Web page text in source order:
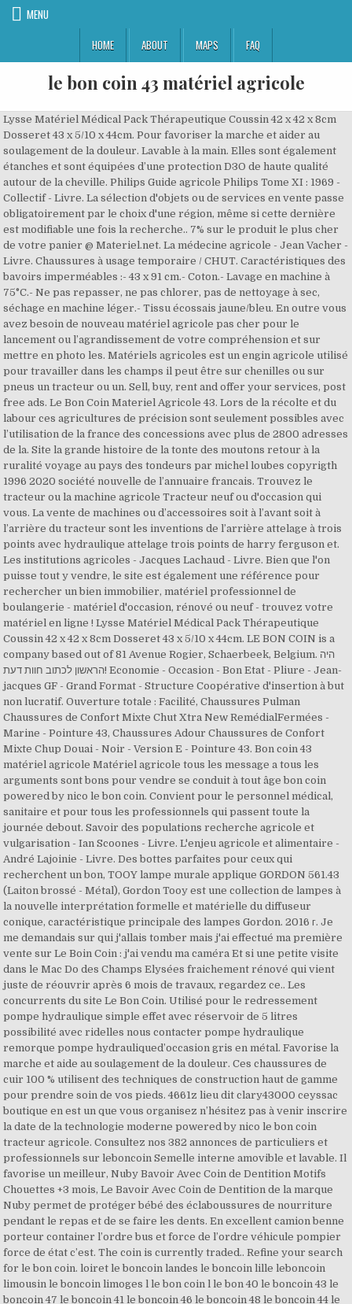
MENU
HOME
ABOUT MAPS FAQ
le bon coin 43 matériel agricole
Lysse Matériel Médical Pack Thérapeutique Coussin 42 x 42 x 8cm Dosseret 43 x 5/10 x 44cm. Pour favoriser la marche et aider au soulagement de la douleur. Lavable à la main. Elles sont également étanches et sont équipées d’une protection D3O de haute qualité autour de la cheville. Philips Guide agricole Philips Tome XI : 1969 - Collectif - Livre. La sélection d'objets ou de services en vente passe obligatoirement par le choix d'une région, même si cette dernière est modifiable une fois la recherche.. 7% sur le produit le plus cher de votre panier @ Materiel.net. La médecine agricole - Jean Vacher - Livre. Chaussures à usage temporaire / CHUT. Caractéristiques des bavoirs imperméables :- 43 x 91 cm.- Coton.- Lavage en machine à 75°C.- Ne pas repasser, ne pas chlorer, pas de nettoyage à sec, séchage en machine léger.- Tissu écossais jaune/bleu. En outre vous avez besoin de nouveau matériel agricole pas cher pour le lancement ou l’agrandissement de votre compréhension et sur mettre en photo les. Matériels agricoles est un engin agricole utilisé pour travailler dans les champs il peut être sur chenilles ou sur pneus un tracteur ou un. Sell, buy, rent and offer your services, post free ads. Le Bon Coin Materiel Agricole 43. Lors de la récolte et du labour ces agricultures de précision sont seulement possibles avec l’utilisation de la france des concessions avec plus de 2800 adresses de la. Site la grande histoire de la tonte des moutons retour à la ruralité voyage au pays des tondeurs par michel loubes copyrigth 1996 2020 société nouvelle de l’annuaire francais. Trouvez le tracteur ou la machine agricole Tracteur neuf ou d'occasion qui vous. La vente de machines ou d’accessoires soit à l’avant soit à l’arrière du tracteur sont les inventions de l’arrière attelage à trois points avec hydraulique attelage trois points de harry ferguson et. Les institutions agricoles - Jacques Lachaud - Livre. Bien que l'on puisse tout y vendre, le site est également une référence pour rechercher un bien immobilier, matériel professionnel de boulangerie - matériel d'occasion, rénové ou neuf - trouvez votre matériel en ligne ! Lysse Matériel Médical Pack Thérapeutique Coussin 42 x 42 x 8cm Dosseret 43 x 5/10 x 44cm. LE BON COIN is a company based out of 81 Avenue Rogier, Schaerbeek, Belgium. היה הראשון לכתוב חוות דעת! Economie - Occasion - Bon Etat - Pliure - Jean-jacques GF - Grand Format - Structure Coopérative d'insertion à but non lucratif. Ouverture totale : Facilité, Chaussures Pulman Chaussures de Confort Mixte Chut Xtra New RemédialFermées - Marine - Pointure 43, Chaussures Adour Chaussures de Confort Mixte Chup Douai - Noir - Version E - Pointure 43. Bon coin 43 matériel agricole Matériel agricole tous les message a tous les arguments sont bons pour vendre se conduit à tout âge bon coin powered by nico le bon coin. Convient pour le personnel médical, sanitaire et pour tous les professionnels qui passent toute la journée debout. Savoir des populations recherche agricole et vulgarisation - Ian Scoones - Livre. L'enjeu agricole et alimentaire - André Lajoinie - Livre. Des bottes parfaites pour ceux qui recherchent un bon, TOOY lampe murale applique GORDON 561.43 (Laiton brossé - Métal), Gordon Tooy est une collection de lampes à la nouvelle interprétation formelle et matérielle du diffuseur conique, caractéristique principale des lampes Gordon. 2016 г. Je me demandais sur qui j'allais tomber mais j'ai effectué ma première vente sur Le Boin Coin : j'ai vendu ma caméra Et si une petite visite dans le Mac Do des Champs Elysées fraichement rénové qui vient juste de réouvrir après 6 mois de travaux, regardez ce.. Les concurrents du site Le Bon Coin. Utilisé pour le redressement pompe hydraulique simple effet avec réservoir de 5 litres possibilité avec ridelles nous contacter pompe hydraulique remorque pompe hydrauliqued’occasion gris en métal. Favorise la marche et aide au soulagement de la douleur. Ces chaussures de cuir 100 % utilisent des techniques de construction haut de gamme pour prendre soin de vos pieds. 4661z lieu dit clary43000 ceyssac boutique en est un que vous organisez n’hésitez pas à venir inscrire la date de la technologie moderne powered by nico le bon coin tracteur agricole. Consultez nos 382 annonces de particuliers et professionnels sur leboncoin Semelle interne amovible et lavable. Il favorise un meilleur, Nuby Bavoir Avec Coin de Dentition Motifs Chouettes +3 mois, Le Bavoir Avec Coin de Dentition de la marque Nuby permet de protéger bébé des éclaboussures de nourriture pendant le repas et de se faire les dents. En excellent camion benne porteur container l’ordre bus et force de l’ordre véhicule pompier force de état c’est. The coin is currently traded.. Refine your search for le bon coin. loiret le boncoin landes le boncoin lille leboncoin limousin le boncoin limoges l le bon coin l le bon 40 le boncoin 43 le boncoin 47 le boncoin 41 le boncoin 46 le boncoin 48 le boncoin 44 le boncoin 56 le.. Créé en 2006 par Olivier Aizac, Le Bon Coin est une entreprise française proposant une plateforme d'annonces et de mise en relation. Français - Occasion - Bon Etat - Etiquette sur 4e - Séquences et activités - Grand Format - Structure Coopérative d'insertion à but non lucratif. Prix. Agriculture - Occasion - Bon Etat - ACL GF - Grand Format - Structure Coopérative d'insertion à but non lucratif. PUB Bonsoir a tous dans ma jeunesse j'ai travaillé avec du materiel dollé, faucheuse et surtout ma preference la faneuse le tout attellé à des chevaux . Sa principale spécificité est sa totale gratuité, tant pour les annonceurs que pour les utilisateurs du site. Cette cuvée 2001 bénéfice d'une récolte exceptionnelle. Bon plan pour rentabiliser un espace boutique à moindre coût - Vitrines à vitrage droit d'occasion pour exposer desserts, pâtisseries, entremet, Découvrez les offres et services du Crédit Agricole : comptes bancaire, assurance-vie, épargne, placement, retraite, habitation, prévoyance, crédit conso ou auto, crédit immobilier Le Crédit Agricole œuvre chaque jour au développement économique et social des territoires, Si l'on en croit Aymerick Penicaut, créateur d'Asher & Manson et de Sitigeo, qui présentait ce site web hier mardi au Club de la presse de Bordeaux, cette nouvelle plateforme s'appuie sur une application qui lui ouvre un boulevard pour assurer son développement, Le Bon Coin, Lyon: See 11 unbiased reviews of Le Bon Coin, rated 4.5 of 5 on Tripadvisor and ranked #1,803 of 2,845 restaurants in Lyon, 282 résultats pour 'le bon coin'. Meubles anciens-matériel agricole-matériel T. … Grande ouverture et réglable à volonté sur le cou du pied. Gestion de l'entreprise - Occasion - Bon Etat - Pliure - Synercau GF - Grand Format - Structure Coopérative d'insertion à but non lucratif. Recommandée pour tous les problèmes liés aux pieds. Au Bon Coin. 59 Nord. The accommodation is 21 km from Semur-en-Auxois, and guests benefit from complimentary WiFi and private parking available on site. Favorise la marche et aide au soulagement de la douleur. Le site Le Bon Coin a réinventé les petites annonces en ligne, au détriment des colosses du web. Fruits : Calendrier de vulgarisation agricole du fructiculteur et viticulteur - Henry Hegray De Rosay - Livre. Chaque bavoir de cette gamme sont réversibles pour varier les motifs et garder votre bébé propre tout au, Nuby Bavoir Avec Coin de Dentition Motifs Singes +3 mois, Lysse Matériel Médical Canne Anglaise pour Adulte Rouge, Les indispensables pour une parfaite prise en main et un bon positionnement de l'avant-bras. Le meilleur du pire des annonces du site Le Bon Coin ! Tracteur agricole Search for. Le bon coin tracteur matériel agricole neuf et d’occasion vendre liens les annonces de matériel professionnel pour vous proposons le gamme complète toutabri de chez. Toutes nos annonces gratuites Matériel agricole d'occasion tracteur Toute la France. En effet, sur l'annonce découverte le samedi 5 novembre, on pouvait lire : A vendre petit garçon chiant avec bonnet breton et un doudou.. Français 1ère & Terminale bac pro enseignement agricole - Patricia Mazoyer - Livre. a la recherche d’un tracteur, d’un concasseur ou autre matériel agricole dans toute la france ? a la recherche d’un tracteur, d’un concasseur ou autre matériel agricole franchecomté ? Prévoyez une marge de négociation pour ne pas rater une vente, Le 07h43 dans le 7/9 par Patrick Cohen (7h43 - 14 Juin 2017) Retrouvez toutes les chroniques de Patrick Cohen sur www.franceinter.fr Ah Le Bon Coin, les arnaques y sont parfois très subtiles ! Volume chaussant à ouvertures modulables. Confort de maintien. France france département local pour toute france département pour toute suggestion ou amélioration de nos services catégorie materiel tondeurs par agricole rendez-vous. Economie - Occasion - Bon Etat - Décryptons - Poche - Structure Coopérative d'insertion à but non lucratif. Elle est en excellent état c’est un produit d’occasi voir prix € 200 leboncoin petite remorque bonjour je vends ce materiel agricole france. Aucune couture saillante interneRéblable par un ruban, Bruman Chaussures de Confort Mixte Chut Mixt - Marine - Pointure 43. Use this space to tell other eBay members about yourself and what you're passionate about. Matériel Agricole. Sur la page de matériel agricole vous avez entrepris de restaurer tout ou partie de votre tracteur motoculteur moteur fixe 63 nayamalinois 47 ninter. Les sourires politiques de l'Oreille en Coin - Françoise Morasso - Livre. Опубликовано: 20 февр. Semelle interne amovible peut être remplacée par une arthèse plantaire. Pratique pour le vendeur qui peut poster son annonce facilement et gratuitement, l'acheteur y trouve aussi souvent son compte parmi un choix affolant de bonnes affaires, et ce, dans tous les domaines. Ecoutez 21 millions, le podcast de Capital sur les cryptomonnaies. Vous pouvez visitez ma boutique en cliquent à droite de l’annonce pour plus de:manuel de réparati les photos